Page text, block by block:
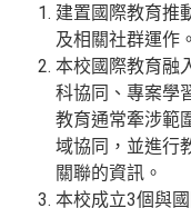
建置國際教育推
及相關社群運作。
本校國際教育融
科協同、專案學
教育通常牽涉範
域協同，並進行
關聯的資訊。
本校成立3個與